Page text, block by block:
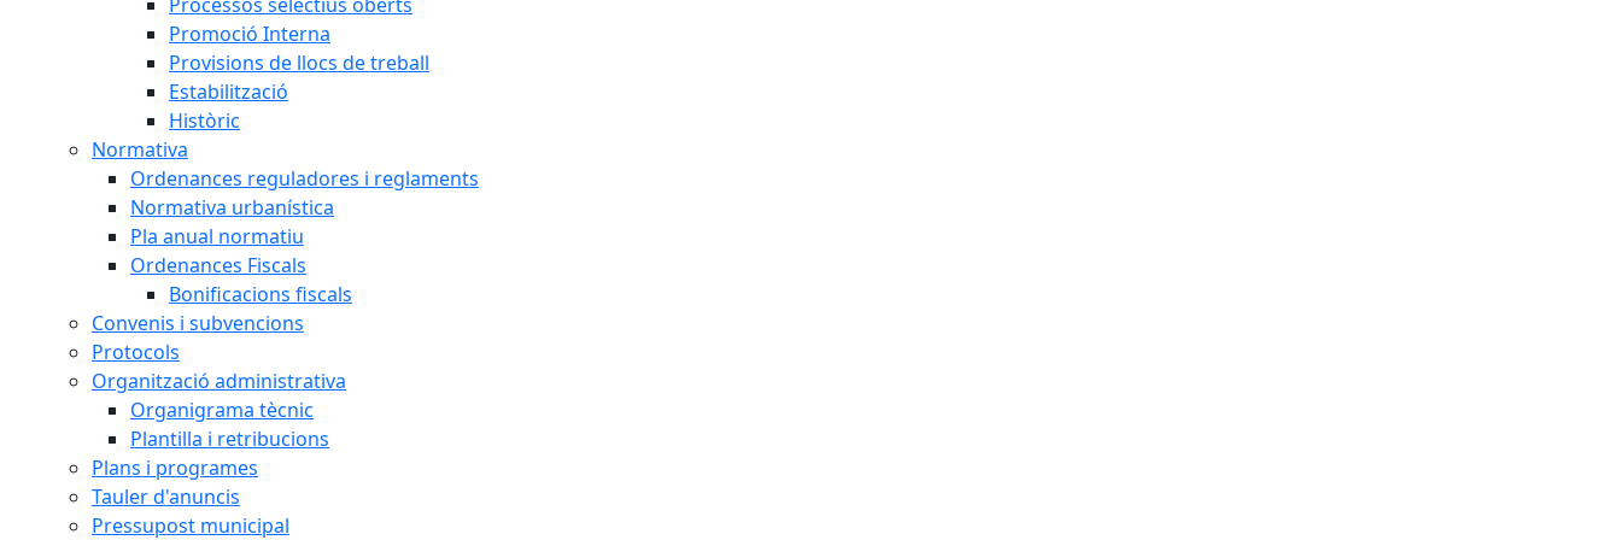
Promoció Interna
Provisions de llocs de treball
Estabilització
Històric
Normativa
Ordenances reguladores i reglaments
Normativa urbanística
Pla anual normatiu
Ordenances Fiscals
Bonificacions fiscals
Convenis i subvencions
Protocols
Organització administrativa
Organigrama tècnic
Plantilla i retribucions
Plans i programes
Tauler d'anuncis
Pressupost municipal